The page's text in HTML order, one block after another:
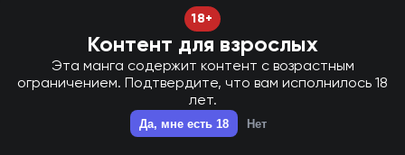
18+
Контент для взрослых
Эта манга содержит контент с возрастным
ограничением. Подтвердите, что вам исполнилось 18
лет.
Да, мне есть 18 Нет
НОВАЯ ГЛАВА В ТГ - НАЖМИ ДЛЯ ПЕРЕХОДА!